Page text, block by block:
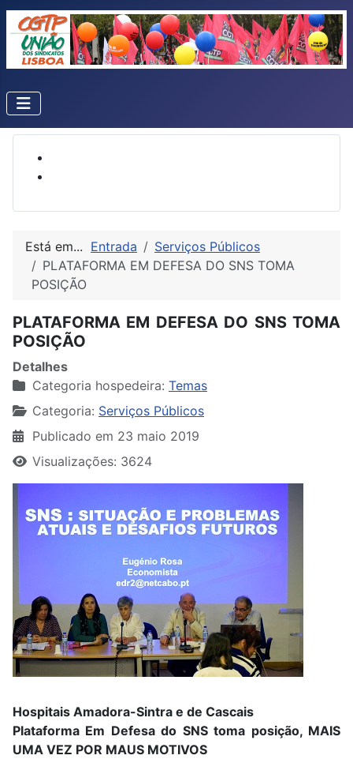
Está em... Entrada
Serviços Públicos
PLATAFORMA EM DEFESA DO SNS TOMA
POSIÇÃO
PLATAFORMA EM DEFESA DO SNS TOMA
POSIÇÃO
Detalhes
Categoria hospedeira: Temas
Categoria: Serviços Públicos
Publicado em 23 maio 2019
Visualizações: 3624
Hospitais Amadora-Sintra e de Cascais
Plataforma Em Defesa do SNS toma posição, MAIS
UMA VEZ POR MAUS MOTIVOS